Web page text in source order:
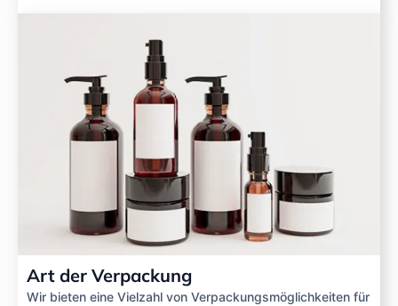
Art der Verpackung
Wir bieten eine Vielzahl von Verpackungsmöglichkeiten für